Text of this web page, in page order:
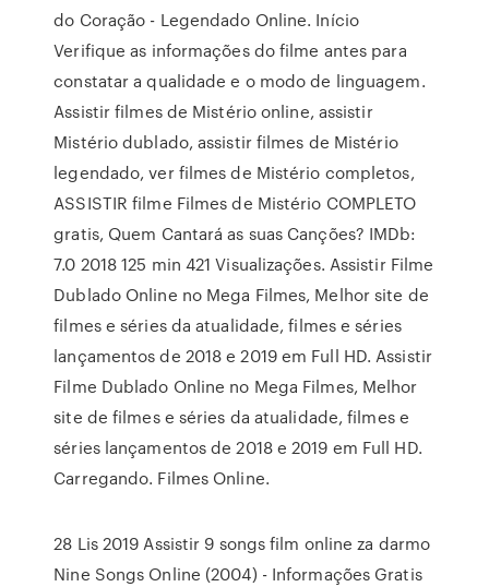
do Coração - Legendado Online. Início
Verifique as informações do filme antes para
constatar a qualidade e o modo de linguagem.
Assistir filmes de Mistério online, assistir
Mistério dublado, assistir filmes de Mistério
legendado, ver filmes de Mistério completos,
ASSISTIR filme Filmes de Mistério COMPLETO
gratis, Quem Cantará as suas Canções? IMDb:
7.0 2018 125 min 421 Visualizações. Assistir Filme
Dublado Online no Mega Filmes, Melhor site de
filmes e séries da atualidade, filmes e séries
lançamentos de 2018 e 2019 em Full HD. Assistir
Filme Dublado Online no Mega Filmes, Melhor
site de filmes e séries da atualidade, filmes e
séries lançamentos de 2018 e 2019 em Full HD.
Carregando. Filmes Online.
28 Lis 2019 Assistir 9 songs film online za darmo
Nine Songs Online (2004) - Informações Gratis